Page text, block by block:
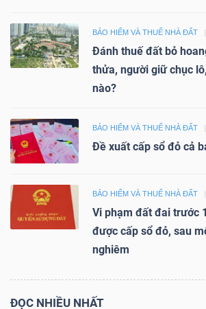
BẢO HIỂM VÀ THUẾ NHÀ ĐẤT
Đánh thuế đất bỏ
thửa, người giữ chục
nào?
BẢO HIỂM VÀ THUẾ NHÀ ĐẤT
Đề xuất cấp sổ đỏ cả
BẢO HIỂM VÀ THUẾ NHÀ ĐẤT
Vi phạm đất đai trước
được cấp sổ đỏ, sau
nghiêm
ĐỌC NHIỀU NHẤT